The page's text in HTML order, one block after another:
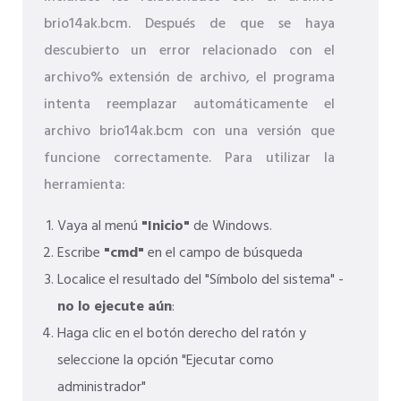
brio14ak.bcm. Después de que se haya
descubierto un error relacionado con el
archivo% extensión de archivo, el programa
intenta reemplazar automáticamente el
archivo brio14ak.bcm con una versión que
funcione correctamente. Para utilizar la
herramienta:
Vaya al menú "Inicio"de Windows.
Escribe "cmd"en el campo de búsqueda
Localice el resultado del "Símbolo del sistema" -
no lo ejecute aún:
Haga clic en el botón derecho del ratón y
seleccione la opción "Ejecutar como
administrador"